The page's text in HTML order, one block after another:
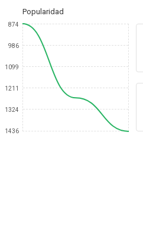
Popularidad
874
986
1099
1211
1324
1436